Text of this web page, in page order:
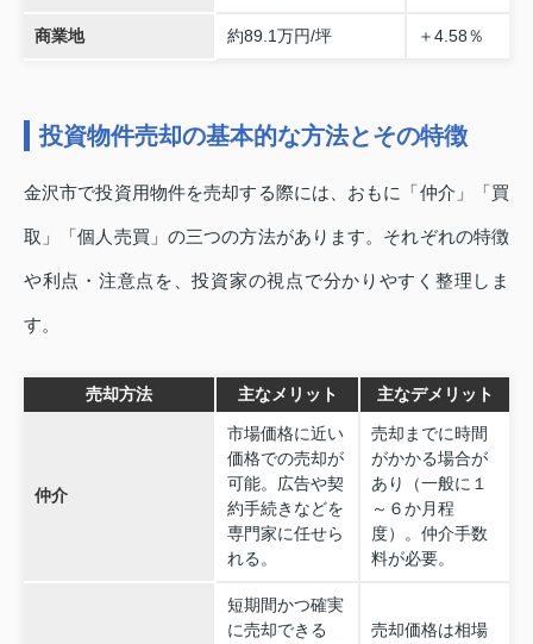
商業地 約89.1万円/坪 ＋4.58％
投資物件売却の基本的な方法とその特徴
金沢市で投資用物件を売却する際には、おもに「仲介」「買
取」「個人売買」の三つの方法があります。それぞれの特徴
や利点・注意点を、投資家の視点で分かりやすく整理しま
す。
売却方法 主なメリット 主なデメリット
仲介
市場価格に近い
価格での売却が
可能。広告や契
約手続きなどを
専門家に任せら
れる。
売却までに時間
がかかる場合が
あり（一般に１
～６か月程
度）。仲介手数
料が必要。
短期間かつ確実
に売却できる
売却価格は相場